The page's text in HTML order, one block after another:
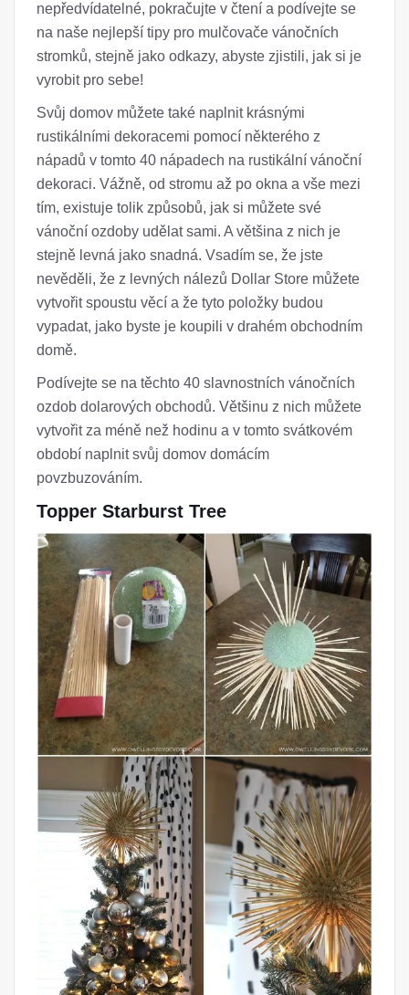
nepředvídatelné, pokračujte v čtení a podívejte se
na naše nejlepší tipy pro mulčovače vánočních
stromků, stejně jako odkazy, abyste zjistili, jak si je
vyrobit pro sebe!
Svůj domov můžete také naplnit krásnými
rustikálními dekoracemi pomocí některého z
nápadů v tomto 40 nápadech na rustikální vánoční
dekoraci. Vážně, od stromu až po okna a vše mezi
tím, existuje tolik způsobů, jak si můžete své
vánoční ozdoby udělat sami. A většina z nich je
stejně levná jako snadná. Vsadím se, že jste
nevěděli, že z levných nálezů Dollar Store můžete
vytvořit spoustu věcí a že tyto položky budou
vypadat, jako byste je koupili v drahém obchodním
domě.
Podívejte se na těchto 40 slavnostních vánočních
ozdob dolarových obchodů. Většinu z nich můžete
vytvořit za méně než hodinu a v tomto svátkovém
období naplnit svůj domov domácím
povzbuzováním.
Topper Starburst Tree